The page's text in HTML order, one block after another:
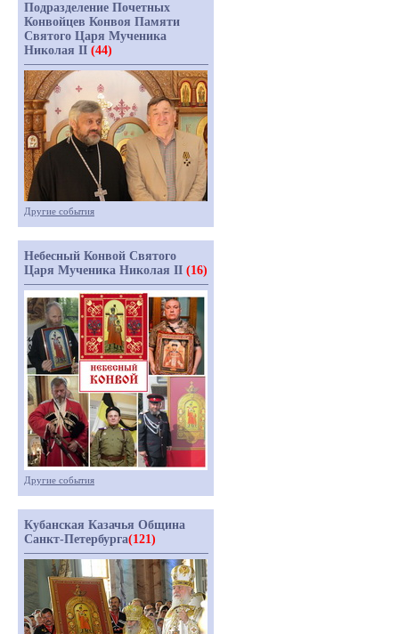
Подразделение Почетных
Конвойцев Конвоя Памяти
Святого Царя Мученика
Николая II (44)
Другие события
Небесный Конвой Святого
Царя Мученика Николая II (16)
Другие события
Кубанская Казачья Община
Санкт-Петербурга(121)